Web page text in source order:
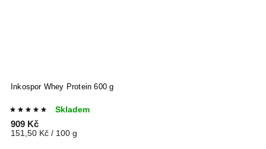
Inkospor Whey Protein 600 g
Skladem
909 Kč
151,50 Kč / 100 g